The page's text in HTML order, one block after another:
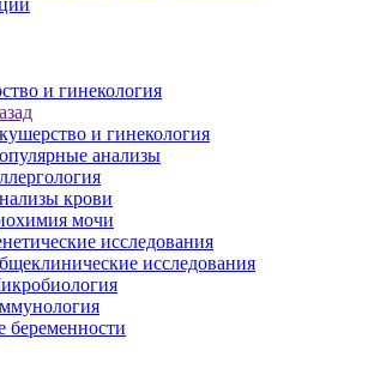
и гинекология
и гинекология
анализы
крови
мочи
исследования
исследования
беременности